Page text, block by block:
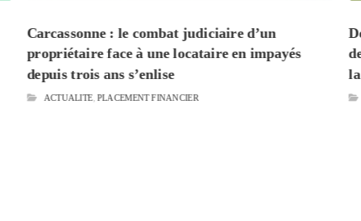
Carcassonne : le combat judiciaire d’un
propriétaire face à une locataire en impayés
depuis trois ans s’enlise
ACTUALITE ,PLACEMENT FINANCIER